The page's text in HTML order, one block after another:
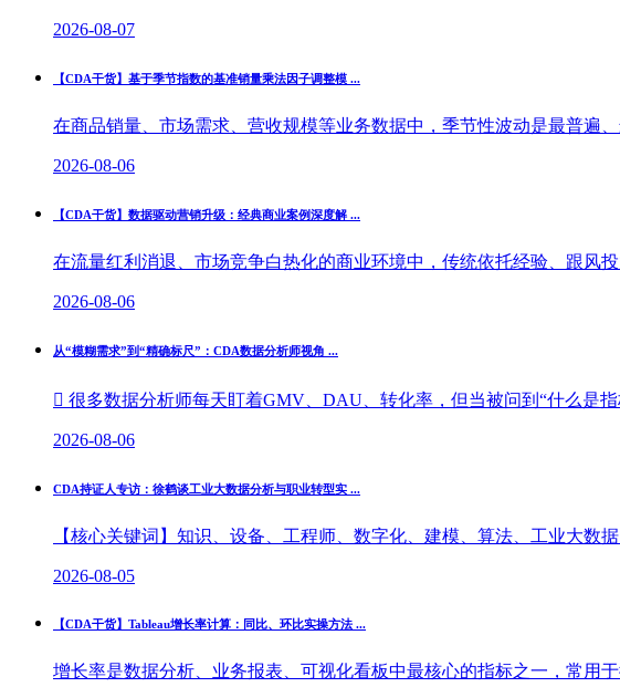
2026-08-07
【CDA干货】基于季节指数的基准销量乘法因子调整模 ...
在商品销量、市场需求、营收规模等业务数据中，季节性波动是最普遍
2026-08-06
【CDA干货】数据驱动营销升级：经典商业案例深度解 ...
在流量红利消退、市场竞争白热化的商业环境中，传统依托经验、跟风
2026-08-06
从“模糊需求”到“精确标尺”：CDA数据分析师视角 ...
 很多数据分析师每天盯着GMV、DAU、转化率，但当被问到“什么是
2026-08-06
CDA持证人专访：徐鹤谈工业大数据分析与职业转型实 ...
【核心关键词】知识、设备、工程师、数字化、建模、算法、工业大数
2026-08-05
【CDA干货】Tableau增长率计算：同比、环比实操方法 ...
增长率是数据分析、业务报表、可视化看板中最核心的指标之一，常用